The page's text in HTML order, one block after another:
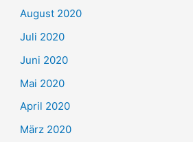
August 2020
Juli 2020
Juni 2020
Mai 2020
April 2020
März 2020